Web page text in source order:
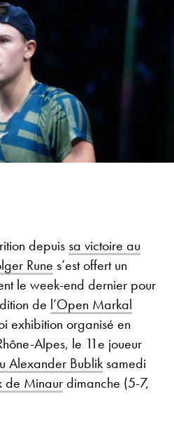
depuis sa victoire au
Rune s’est offert un
le week-end dernier pour
de l’Open Markal
exhibition organisé en
Alpes, le 11e joueur
Alexander Bublik samedi
de Minaurdimanche (5-7,